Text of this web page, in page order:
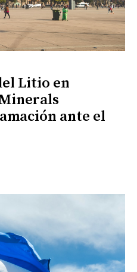
Litio en
ante el